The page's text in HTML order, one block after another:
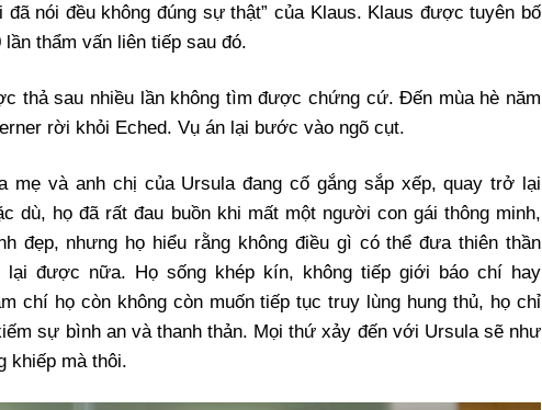
đã nói đều không đúng sự thật” của Klaus. Klaus được tuyên bố
thẩm vấn liên tiếp sau đó.
thả sau nhiều lần không tìm được chứng cứ. Đến mùa hè năm
rời khỏi Eched. Vụ án lại bước vào ngõ cụt.
mẹ và anh chị của Ursula đang cố gắng sắp xếp, quay trở lại
dù, họ đã rất đau buồn khi mất một người con gái thông minh,
đẹp, nhưng họ hiểu rằng không điều gì có thể đưa thiên thần
lại được nữa. Họ sống khép kín, không tiếp giới báo chí hay
chí họ còn không còn muốn tiếp tục truy lùng hung thủ, họ chỉ
sự bình an và thanh thản. Mọi thứ xảy đến với Ursula sẽ như
khiếp mà thôi.